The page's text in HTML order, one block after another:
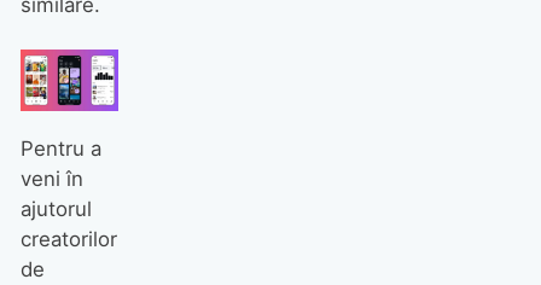
similare.
Pentru a
veni în
ajutorul
creatorilor
de